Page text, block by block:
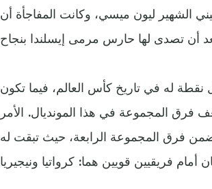
الارجنتيني الشهير ليون ميسي، وكانت المفاجأة أن
نقطة له في تاريخ كأس العالم، فيما تكون
فرق المجموعة في هذا المونديال. الأمر
ضمن فرق المجموعة الرابعة، حيث تبقت له